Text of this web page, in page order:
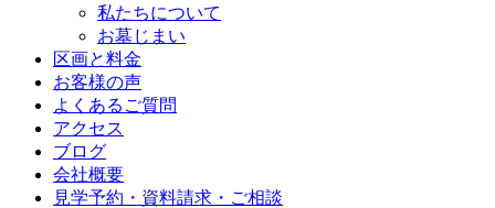
私たちについて
お墓じまい
区画と料金
お客様の声
よくあるご質問
アクセス
ブログ
会社概要
見学予約・資料請求・ご相談